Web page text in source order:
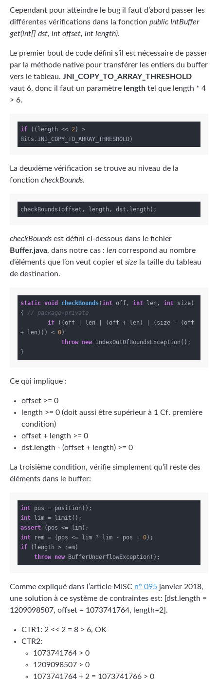
Cependant pour atteindre le bug il faut d’abord passer les
différentes vérifications dans la fonction public IntBuffer
get(int[] dst, int offset, int length).
Le premier bout de code défini s’il est nécessaire de passer
par la méthode native pour transférer les entiers du buffer
vers le tableau. JNI_COPY_TO_ARRAY_THRESHOLD
vaut 6, donc il faut un paramètre length tel que length * 4
> 6.
if ((length << 2 ) >
La deuxième vérification se trouve au niveau de la
fonction checkBounds.
checkBounds est défini ci-dessous dans le fichier
Buffer.java, dans notre cas : len correspond au nombre
d’éléments que l’on veut copier et size la taille du tableau
de destination.
static void checkBounds(int off, int len, int size)
{ // package-private
if ((off | len | (off + len) | (size - (off
+ len))) < 0)
throw new IndexOutOfBoundsException();
Ce qui implique :
offset >= 0
length >= 0 (doit aussi être supérieur à 1 Cf. première
condition)
offset + length >= 0
dst.length - (offset + length) >= 0
La troisième condition, vérifie simplement qu’il reste des
éléments dans le buffer:
int
int
assert
int rem = (pos <= lim ? lim - pos : 0
if (length > rem)
throw new
Comme expliqué dans l’article MISC n° 095 janvier 2018,
une solution à ce système de contraintes est: [dst.length =
1209098507, offset = 1073741764, length=2].
CTR1: 2 << 2 = 8 > 6, OK
CTR2:
1073741764 > 0
1209098507 > 0
1073741764 + 2 = 1073741766 > 0